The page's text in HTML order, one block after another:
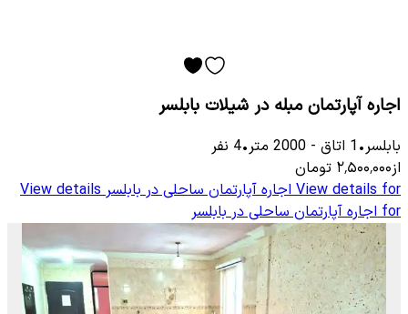
اجاره آپارتمان مبله در شیلات بابلسر
بابلسر•
1 اتاق -
2000 متر•
4 نفر
از۲٬۵۰۰٬۰۰۰ تومان
View details for اجاره آپارتمان ساحلی در بابلسرView details
for اجاره آپارتمان ساحلی در بابلسر